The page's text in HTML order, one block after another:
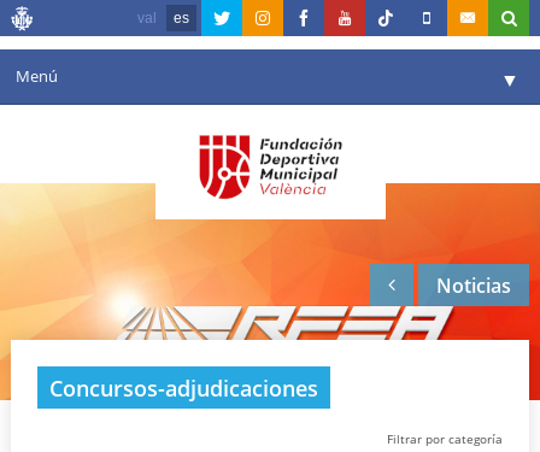
val es
Menú ▼
Agenda
Comunicación ▼
Valencia en deporte
Portal de Transparencia
Noticias
Concursos-adjudicaciones
Filtrar por categoría